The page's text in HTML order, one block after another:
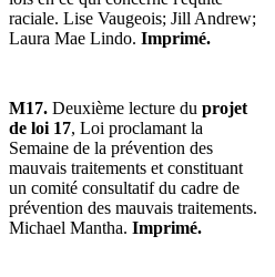
raciale. Lise Vaugeois; Jill Andrew;
Laura Mae Lindo. Imprimé.
M17. Deuxième lecture du projet
de loi 17, Loi proclamant la
Semaine de la prévention des
mauvais traitements et constituant
un comité consultatif du cadre de
prévention des mauvais traitements.
Michael Mantha. Imprimé.